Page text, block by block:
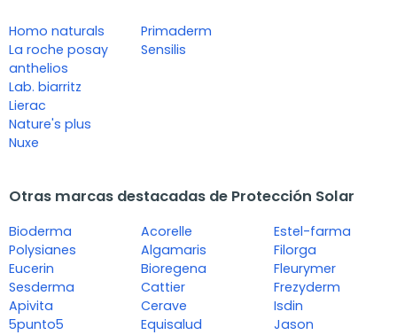
Homo naturals
La roche posay
anthelios
Lab. biarritz
Lierac
Nature's plus
Nuxe
Primaderm
Sensilis
Otras marcas destacadas de Protección Solar
Bioderma
Polysianes
Eucerin
Sesderma
Apivita
5punto5
Acorelle
Algamaris
Bioregena
Cattier
Cerave
Equisalud
Estel-farma
Filorga
Fleurymer
Frezyderm
Isdin
Jason